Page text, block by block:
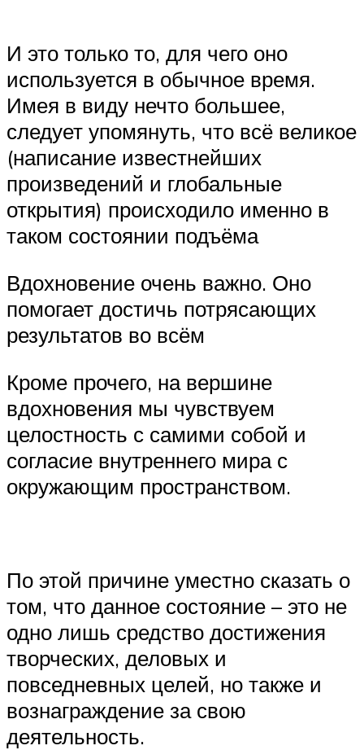
И это только то, для чего оно
используется в обычное время.
Имея в виду нечто большее,
следует упомянуть, что всё великое
(написание известнейших
произведений и глобальные
открытия) происходило именно в
таком состоянии подъёма
Вдохновение очень важно. Оно
помогает достичь потрясающих
результатов во всём
Кроме прочего, на вершине
вдохновения мы чувствуем
целостность с самими собой и
согласие внутреннего мира с
окружающим пространством.
По этой причине уместно сказать о
том, что данное состояние – это не
одно лишь средство достижения
творческих, деловых и
повседневных целей, но также и
вознаграждение за свою
деятельность.